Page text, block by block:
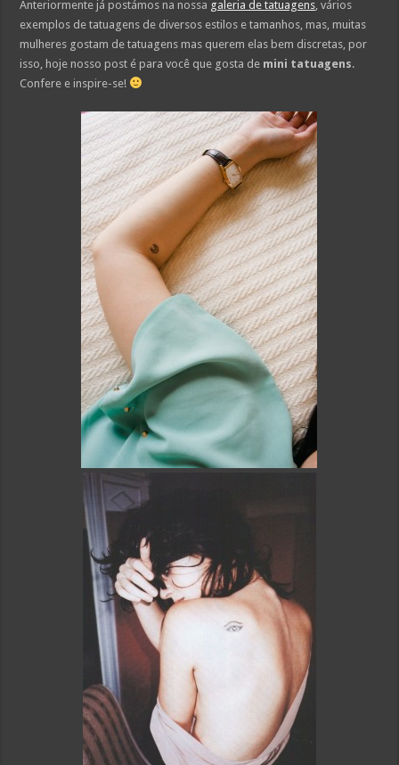
Anteriormente já postámos na nossa galeria de tatuagens , vários
exemplos de tatuagens de diversos estilos e tamanhos, mas, muitas
mulheres gostam de tatuagens mas querem elas bem discretas, por
isso, hoje nosso post é para você que gosta de mini tatuagens.
Confere e inspire-se!